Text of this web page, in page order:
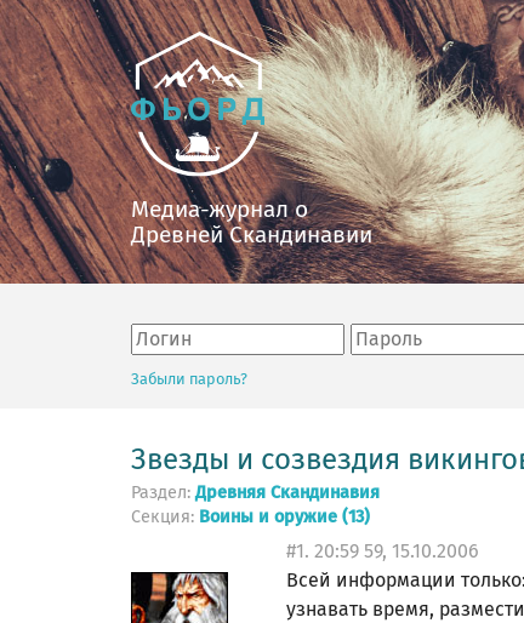
Медиа-журнал о
Древней Скандинавии
Забыли пароль?
Звезды и созвездия
Раздел:Древняя Скандинавия
Секция: Воины и оружие (13)
#1. 20:59 59, 15.10.2006
Всей информации
узнавать время,